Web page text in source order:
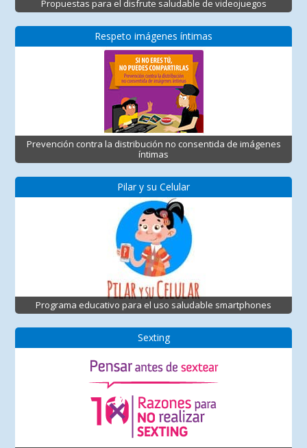
Propuestas para el disfrute saludable de videojuegos
Respeto imágenes íntimas
Prevención contra la distribución no consentida de imágenes
íntimas
Pilar y su Celular
Programa educativo para el uso saludable smartphones
Sexting